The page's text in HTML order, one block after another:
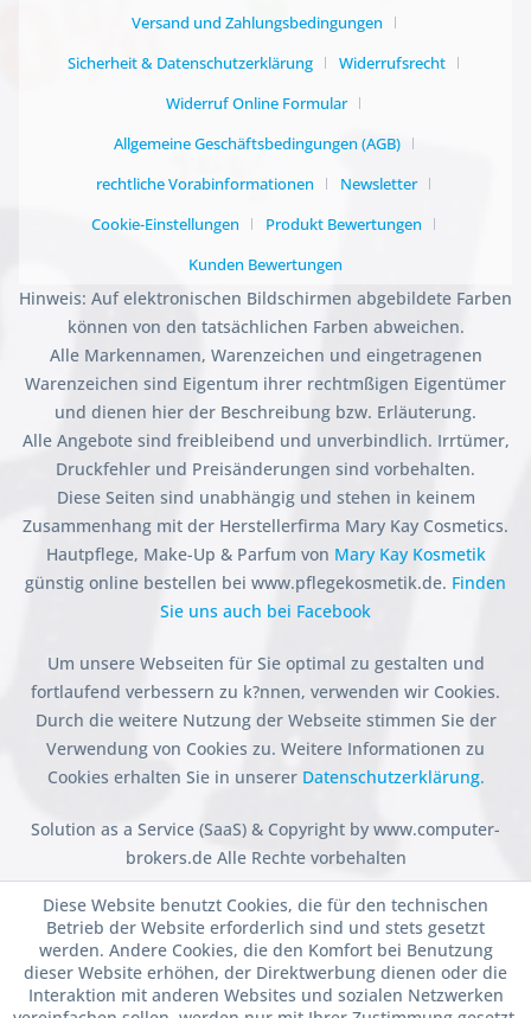
Versand und Zahlungsbedingungen
Sicherheit & Datenschutzerklärung
Widerrufsrecht
Widerruf Online Formular
Allgemeine Geschäftsbedingungen (AGB)
rechtliche Vorabinformationen
Newsletter
Cookie-Einstellungen
Produkt Bewertungen
Kunden Bewertungen
Hinweis: Auf elektronischen Bildschirmen abgebildete Farben
können von den tatsächlichen Farben abweichen.
Alle Markennamen, Warenzeichen und eingetragenen
Warenzeichen sind Eigentum ihrer rechtmßigen Eigentümer
und dienen hier der Beschreibung bzw. Erläuterung.
Alle Angebote sind freibleibend und unverbindlich. Irrtümer,
Druckfehler und Preisänderungen sind vorbehalten.
Diese Seiten sind unabhängig und stehen in keinem
Zusammenhang mit der Herstellerfirma Mary Kay Cosmetics.
Hautpflege, Make-Up & Parfum von Mary Kay Kosmetik
günstig online bestellen bei www.pflegekosmetik.de. Finden
Sie uns auch bei Facebook
Um unsere Webseiten für Sie optimal zu gestalten und
fortlaufend verbessern zu k?nnen, verwenden wir Cookies.
Durch die weitere Nutzung der Webseite stimmen Sie der
Verwendung von Cookies zu. Weitere Informationen zu
Cookies erhalten Sie in unserer Datenschutzerklärung.
Solution as a Service (SaaS) & Copyright by www.computer-
brokers.de Alle Rechte vorbehalten
Diese Website benutzt Cookies, die für den technischen
Betrieb der Website erforderlich sind und stets gesetzt
werden. Andere Cookies, die den Komfort bei Benutzung
dieser Website erhöhen, der Direktwerbung dienen oder die
Interaktion mit anderen Websites und sozialen Netzwerken